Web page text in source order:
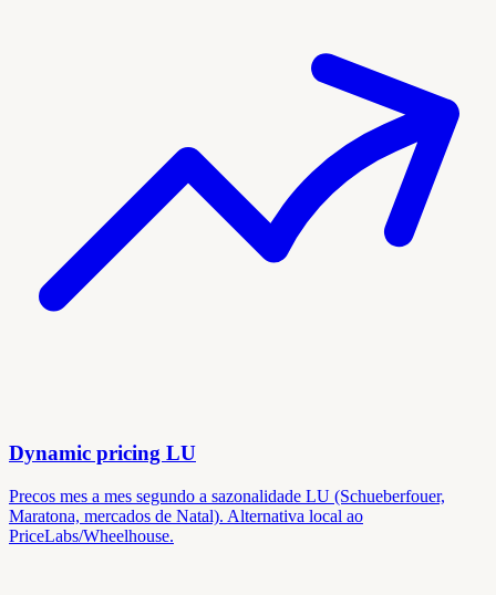
Dynamic pricing LU
Precos mes a mes segundo a sazonalidade LU (Schueberfouer,
Maratona, mercados de Natal). Alternativa local ao
PriceLabs/Wheelhouse.